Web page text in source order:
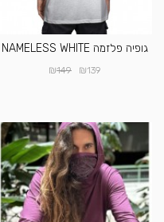
גופיה פלזמה NAMELESS WHITE
₪139
₪149